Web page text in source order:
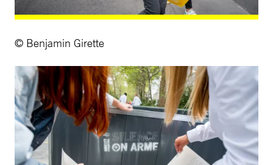
© Benjamin Girette